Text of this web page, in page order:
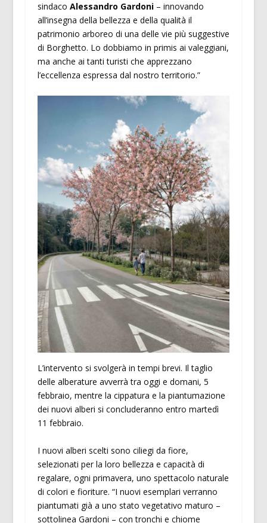
sindaco Alessandro Gardoni– innovando
all’insegna della bellezza e della qualità il
patrimonio arboreo di una delle vie più suggestive
di Borghetto. Lo dobbiamo in primis ai valeggiani,
ma anche ai tanti turisti che apprezzano
l’eccellenza espressa dal nostro territorio.”
L’intervento si svolgerà in tempi brevi. Il taglio
delle alberature avverrà tra oggi e domani, 5
febbraio, mentre la cippatura e la piantumazione
dei nuovi alberi si concluderanno entro martedì
11 febbraio.
I nuovi alberi scelti sono ciliegi da fiore,
selezionati per la loro bellezza e capacità di
regalare, ogni primavera, uno spettacolo naturale
di colori e fioriture. “I nuovi esemplari verranno
piantumati già a uno stato vegetativo maturo –
sottolinea Gardoni – con tronchi e chiome